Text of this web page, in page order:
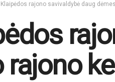
Klaipėdos rajono savivaldybė daug
rajono